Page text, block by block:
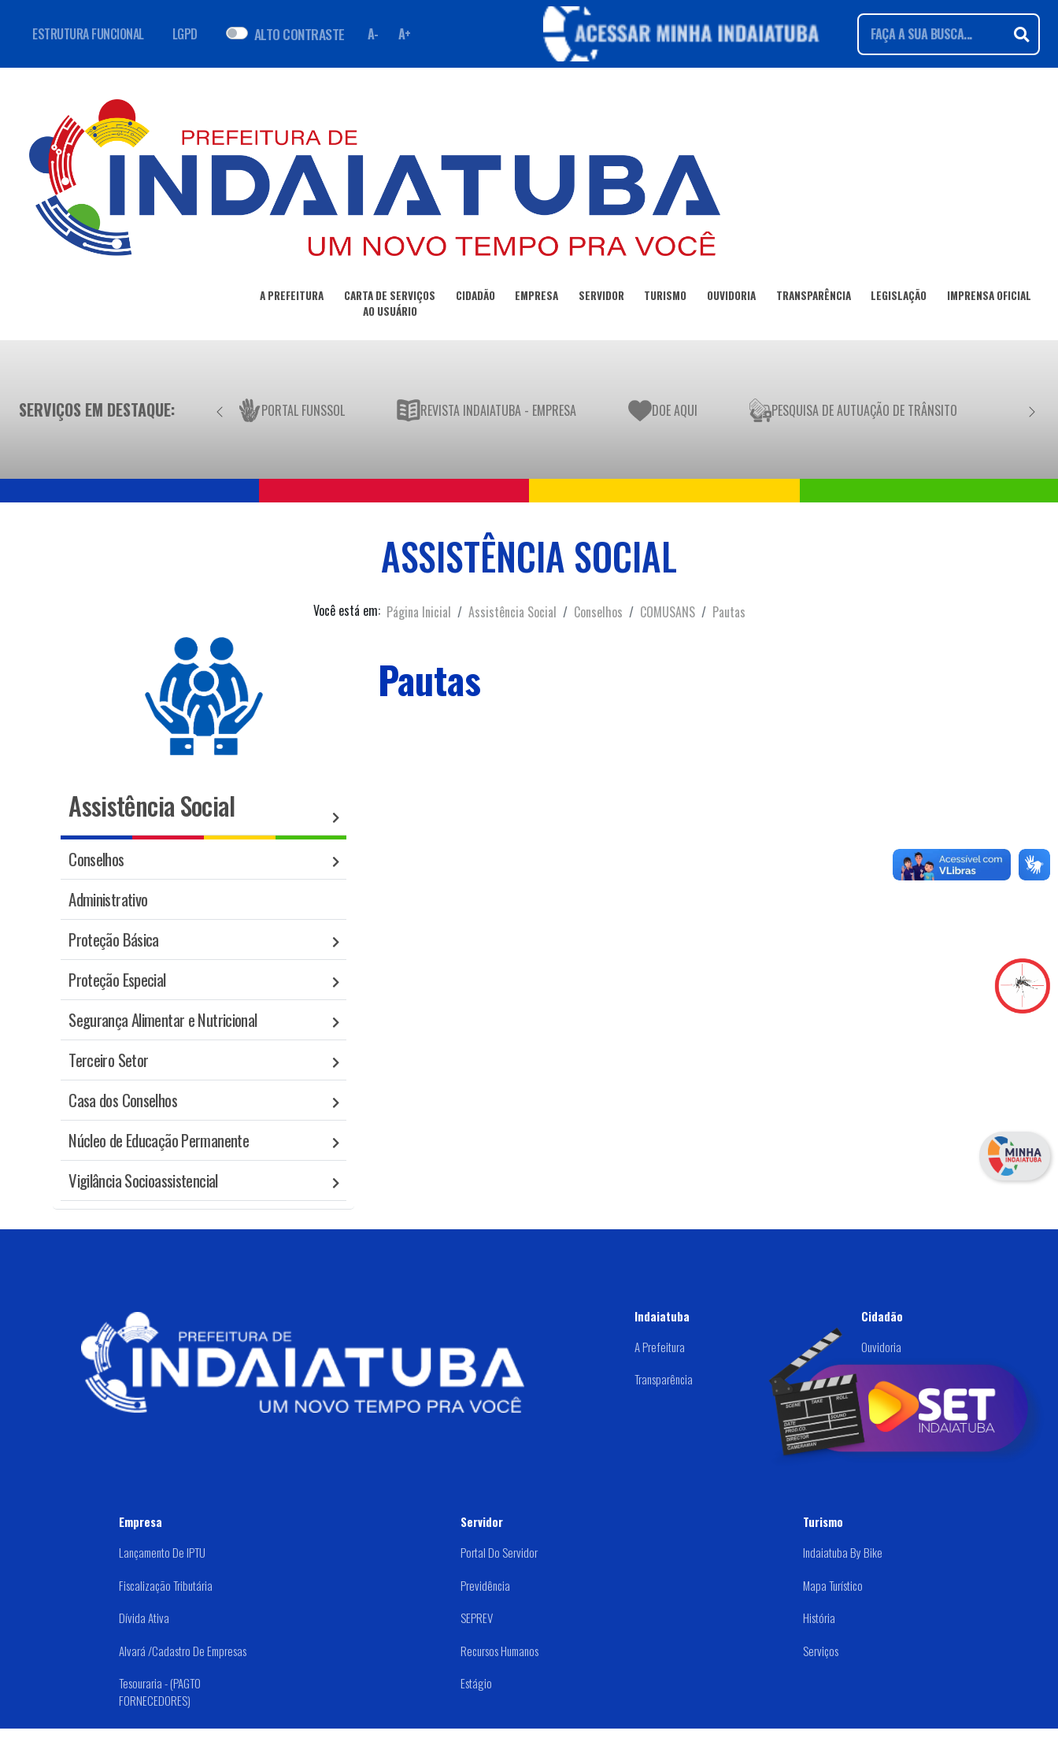
ESTRUTURA FUNCIONAL LGPD ALTO CONTRASTE A- A+
A PREFEITURA
CARTA DE SERVIÇOS
AO USUÁRIO
CIDADÃO EMPRESA SERVIDOR TURISMO OUVIDORIA TRANSPARÊNCIA LEGISLAÇÃO IMPRENSA OFICIAL
SERVIÇOS EM DESTAQUE: PORTAL FUNSSOL REVISTA INDAIATUBA - EMPRESA DOE AQUI PESQUISA DE AUTUAÇÃO DE TRÂNSITO
ASSISTÊNCIA SOCIAL
Você está em: Página Inicial Assistência Social Conselhos COMUSANS Pautas
Assistência Social
Conselhos
Administrativo
Proteção Básica
Proteção Especial
Segurança Alimentar e Nutricional
Terceiro Setor
Casa dos Conselhos
Núcleo de Educação Permanente
Vigilância Socioassistencial
Pautas
Indaiatuba
A Prefeitura
Transparência
Cidadão
Ouvidoria
Defesa Civil
Disque: (019) 3834-9000
Samu 192
Empresa
Lançamento De IPTU
Fiscalização Tributária
Dívida Ativa
Alvará /Cadastro De Empresas
Tesouraria - (PAGTO
FORNECEDORES)
Servidor
Portal Do Servidor
Previdência
SEPREV
Recursos Humanos
Estágio
Turismo
Indaiatuba By Bike
Mapa Turístico
História
Serviços